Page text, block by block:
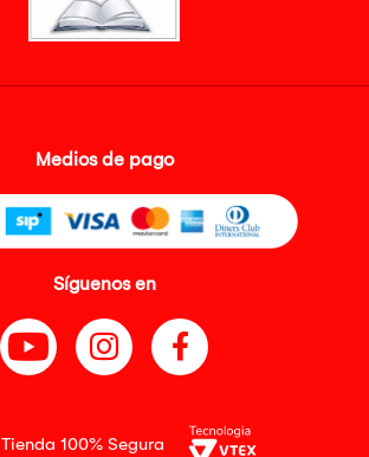
Medios de pago
Síguenos en
Tienda 100% Segura